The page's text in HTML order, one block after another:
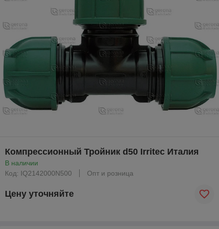
Компрессионный Тройник d50 Irritec Италия
В наличии
Код: IQ2142000N500
Опт и розница
Цену уточняйте